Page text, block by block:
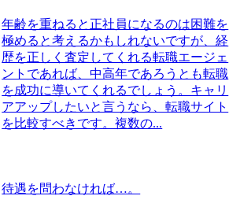
年齢を重ねると正社員になるのは困難を
極めると考えるかもしれないですが、経
歴を正しく査定してくれる転職エージェ
ントであれば、中高年であろうとも転職
を成功に導いてくれるでしょう。キャリ
アアップしたいと言うなら、転職サイト
を比較すべきです。複数の...
待遇を問わなければ…。